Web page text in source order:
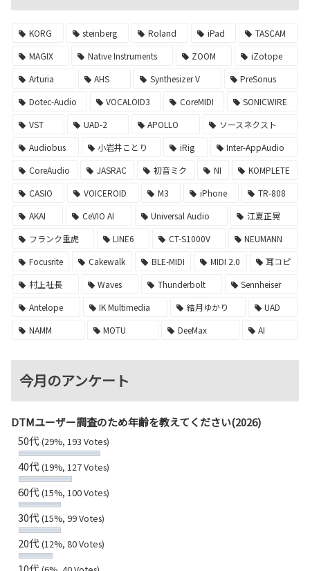
KORG steinberg Roland iPad
TASCAM
MAGIX
Native Instruments ZOOM
iZotope
Arturia
AHS Synthesizer V
PreSonus
Dotec-Audio
VOCALOID3 CoreMIDI
SONICWIRE
VST
UAD-2 APOLLO
ソースネクスト
Audiobus
小岩井ことり iRig
Inter-AppAudio
CoreAudio
JASRAC 初音ミク NI
KOMPLETE
CASIO
VOICEROID M3 iPhone
TR-808
AKAI
CeVIO AI Universal Audio
江夏正晃
フランク重虎
LINE6 CT-S1000V
NEUMANN
Focusrite
Cakewalk BLE-MIDI MIDI 2.0
耳コピ
村上社長
Waves Thunderbolt
Sennheiser
Antelope
IK Multimedia 結月ゆかり
UAD
NAMM
MOTU DeeMax AI
今月のアンケート
DTMユーザー調査のため年齢を教えてください(2026)
50代(29%, 193 Votes)
40代(19%, 127 Votes)
60代(15%, 100 Votes)
30代(15%, 99 Votes)
20代(12%, 80 Votes)